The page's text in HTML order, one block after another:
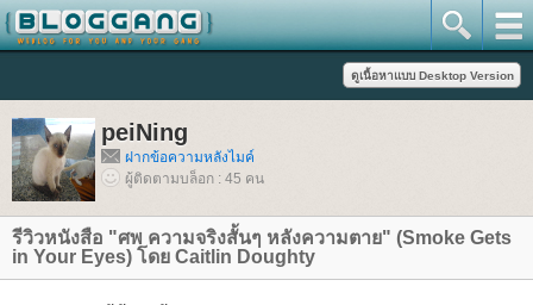
peiNing
ฝากข้อความหลังไมค์
ผู้ติดตามบล็อก : 45 คน
รีวิวหนังสือ "ศพ ความจริงสั้นๆ หลังความตาย" (Smoke Gets
in Your Eyes) โดย Caitlin Doughty